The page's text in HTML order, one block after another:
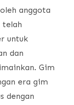
anggota
telah
untuk
dan
Gim
era gim
dengan